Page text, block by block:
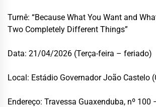
Turnê: “Because What You Want and
Two Completely Different Things”
Data: 21/04/2026 (Terça-feira – feriado)
Local: Estádio Governador João Castelo
Endereço: Travessa Guaxenduba, nº 100